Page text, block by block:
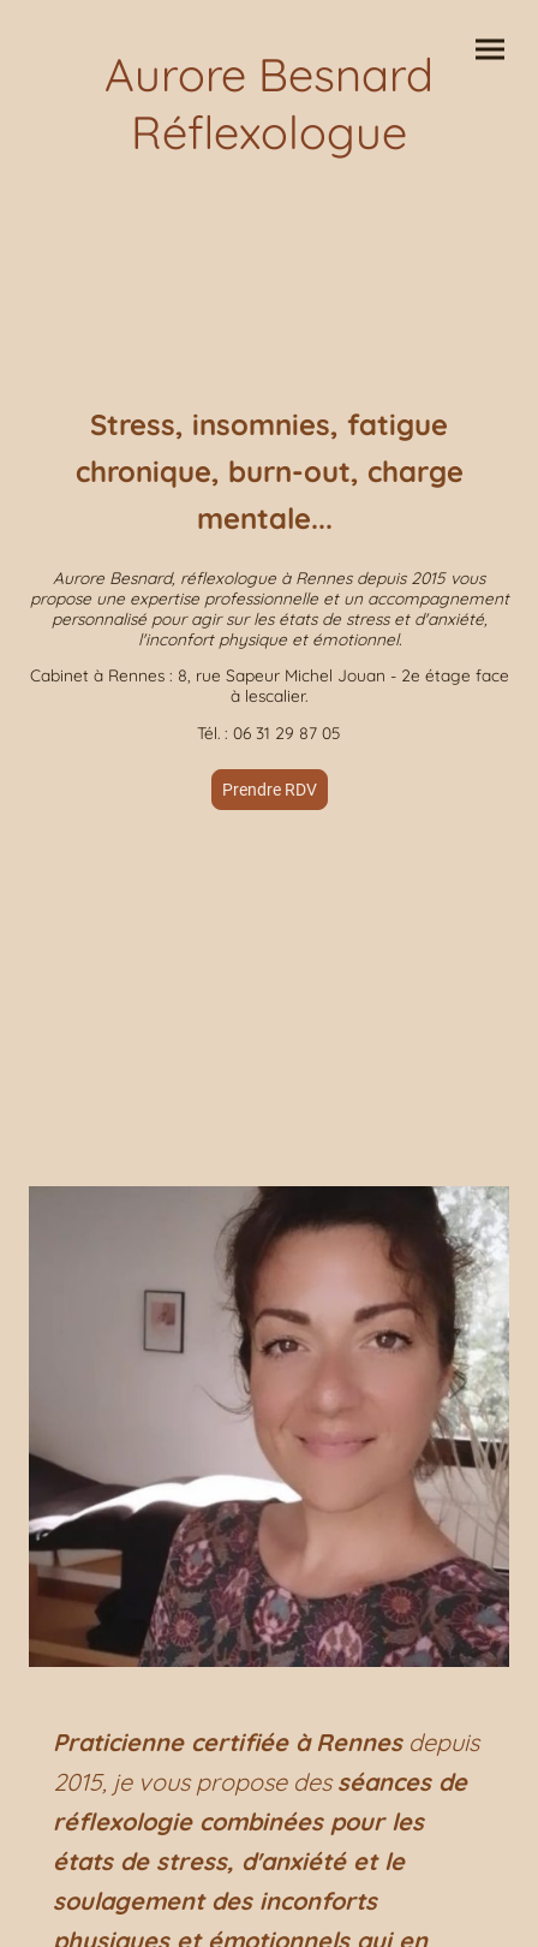
Aurore Besnard
Réflexologue
Stress, insomnies, fatigue
chronique, burn-out, charge
mentale...
Aurore Besnard, réflexologue à Rennes depuis 2015 vous
propose une expertise professionnelle et un accompagnement
personnalisé pour agir sur les états de stress et d'anxiété,
l'inconfort physique et émotionnel.
Cabinet à Rennes : 8, rue Sapeur Michel Jouan - 2e étage face
à lescalier.
Tél. : 06 31 29 87 05
Prendre RDV
Praticienne certifiée à Rennesdepuis
2015, je vous propose desséances de
réflexologie combinées pour les
états de stress, d'anxiété et le
soulagement des inconforts
physiques et émotionnels qui en